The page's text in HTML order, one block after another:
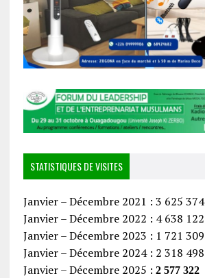
STATISTIQUES DE VISITES
Janvier – Décembre 2021 : 3 625 374
Janvier – Décembre 2022 : 4 638 122
Janvier – Décembre 2023 : 1 721 309
Janvier – Décembre 2024 : 2 318 498
Janvier – Décembre 2025 : 2 577 322